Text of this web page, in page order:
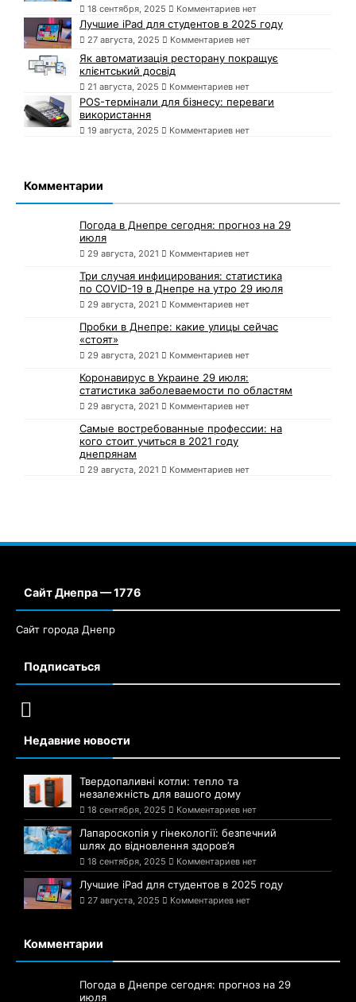
18 сентября, 2025 Комментариев нет
Лучшие iPad для студентов в 2025 году
27 августа, 2025 Комментариев нет
Як автоматизація ресторану покращує
клієнтський досвід
21 августа, 2025 Комментариев нет
POS-термінали для бізнесу: переваги
використання
19 августа, 2025 Комментариев нет
Комментарии
Погода в Днепре сегодня: прогноз на 29
июля
29 августа, 2021 Комментариев нет
Три случая инфицирования: статистика
по COVID-19 в Днепре на утро 29 июля
29 августа, 2021 Комментариев нет
Пробки в Днепре: какие улицы сейчас
«стоят»
29 августа, 2021 Комментариев нет
Коронавирус в Украине 29 июля:
статистика заболеваемости по областям
29 августа, 2021 Комментариев нет
Самые востребованные профессии: на
кого стоит учиться в 2021 году
днепрянам
29 августа, 2021 Комментариев нет
Сайт Днепра — 1776
Сайт города Днепр
Подписаться
Недавние новости
Твердопаливні котли: тепло та
незалежність для вашого дому
18 сентября, 2025 Комментариев нет
Лапароскопія у гінекології: безпечний
шлях до відновлення здоров’я
18 сентября, 2025 Комментариев нет
Лучшие iPad для студентов в 2025 году
27 августа, 2025 Комментариев нет
Комментарии
Погода в Днепре сегодня: прогноз на 29
июля